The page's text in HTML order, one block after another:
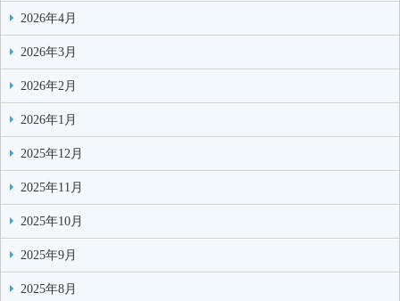
2026年4月
2026年3月
2026年2月
2026年1月
2025年12月
2025年11月
2025年10月
2025年9月
2025年8月